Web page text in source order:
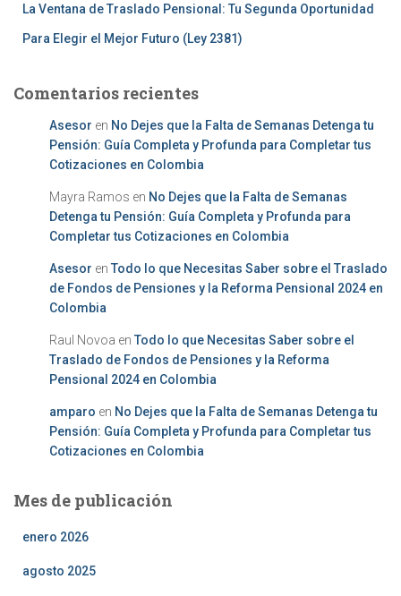
La Ventana de Traslado Pensional: Tu Segunda Oportunidad
Para Elegir el Mejor Futuro (Ley 2381)
Comentarios recientes
Asesor en No Dejes que la Falta de Semanas Detenga tu
Pensión: Guía Completa y Profunda para Completar tus
Cotizaciones en Colombia
Mayra Ramos en No Dejes que la Falta de Semanas
Detenga tu Pensión: Guía Completa y Profunda para
Completar tus Cotizaciones en Colombia
Asesor en Todo lo que Necesitas Saber sobre el Traslado
de Fondos de Pensiones y la Reforma Pensional 2024 en
Colombia
Raul Novoa en Todo lo que Necesitas Saber sobre el
Traslado de Fondos de Pensiones y la Reforma
Pensional 2024 en Colombia
amparo en No Dejes que la Falta de Semanas Detenga tu
Pensión: Guía Completa y Profunda para Completar tus
Cotizaciones en Colombia
Mes de publicación
enero 2026
agosto 2025